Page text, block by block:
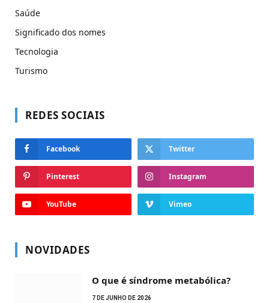
Saúde
Significado dos nomes
Tecnologia
Turismo
REDES SOCIAIS
Facebook Twitter
Pinterest Instagram
YouTube Vimeo
NOVIDADES
O que é síndrome metabólica?
7 DE JUNHO DE 2026